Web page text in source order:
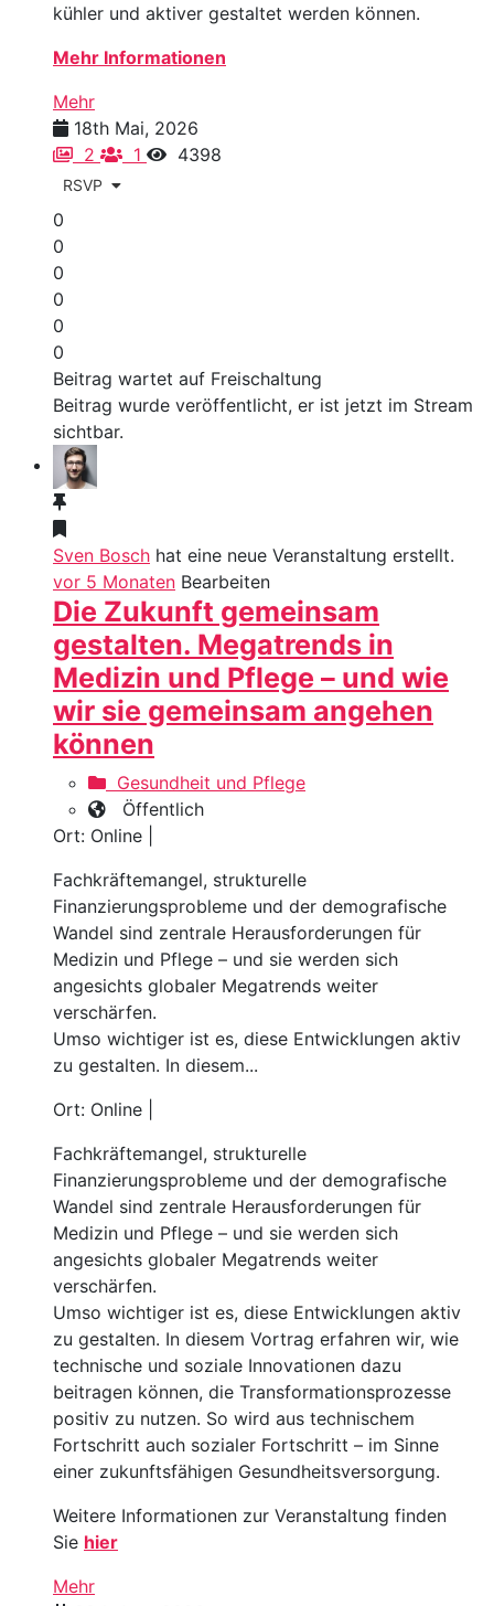
kühler und aktiver gestaltet werden können.
Mehr Informationen
Mehr
18th Mai, 2026
2
1 4398
RSVP
0
0
0
0
0
0
Beitrag wartet auf Freischaltung
Beitrag wurde veröffentlicht, er ist jetzt im Stream
sichtbar.
Sven Bosch hat eine neue Veranstaltung erstellt.
vor 5 Monaten Bearbeiten
Die Zukunft gemeinsam
gestalten. Megatrends in
Medizin und Pflege – und wie
wir sie gemeinsam angehen
können
Gesundheit und Pflege
Öffentlich
Ort: Online |
Fachkräftemangel, strukturelle
Finanzierungsprobleme und der demografische
Wandel sind zentrale Herausforderungen für
Medizin und Pflege – und sie werden sich
angesichts globaler Megatrends weiter
verschärfen.
Umso wichtiger ist es, diese Entwicklungen aktiv
zu gestalten. In diesem...
Ort: Online |
Fachkräftemangel, strukturelle
Finanzierungsprobleme und der demografische
Wandel sind zentrale Herausforderungen für
Medizin und Pflege – und sie werden sich
angesichts globaler Megatrends weiter
verschärfen.
Umso wichtiger ist es, diese Entwicklungen aktiv
zu gestalten. In diesem Vortrag erfahren wir, wie
technische und soziale Innovationen dazu
beitragen können, die Transformationsprozesse
positiv zu nutzen. So wird aus technischem
Fortschritt auch sozialer Fortschritt – im Sinne
einer zukunftsfähigen Gesundheitsversorgung.
Weitere Informationen zur Veranstaltung finden
Sie hier
Mehr